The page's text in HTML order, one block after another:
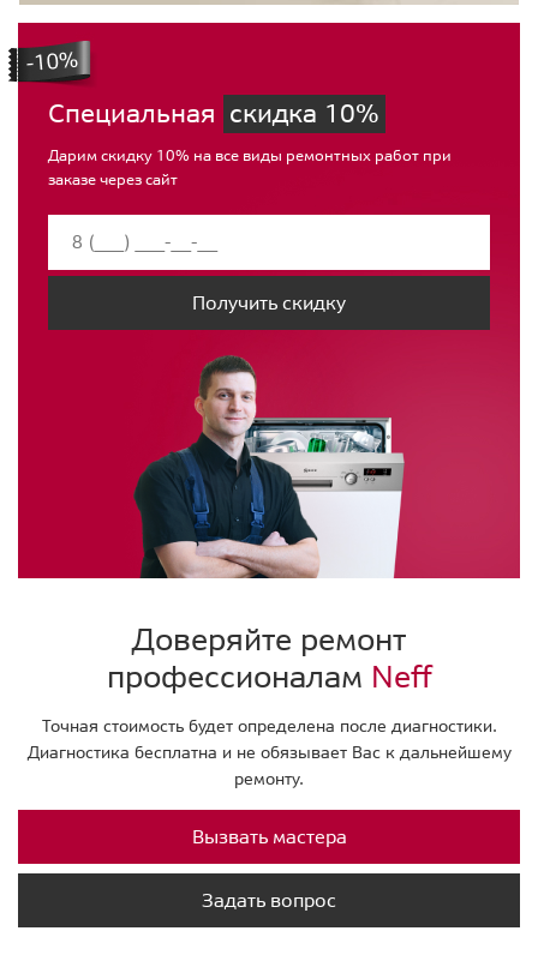
Специальная скидка 10%
Дарим скидку 10% на все виды ремонтных работ при
заказе через сайт
Получить скидку
Доверяйте ремонт
профессионалам Neff
Точная стоимость будет определена после диагностики.
Диагностика бесплатна и не обязывает Вас к дальнейшему
ремонту.
Вызвать мастера
Задать вопрос